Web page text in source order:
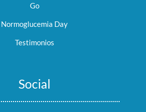
Go
Normoglucemia Day
Testimonios
Social